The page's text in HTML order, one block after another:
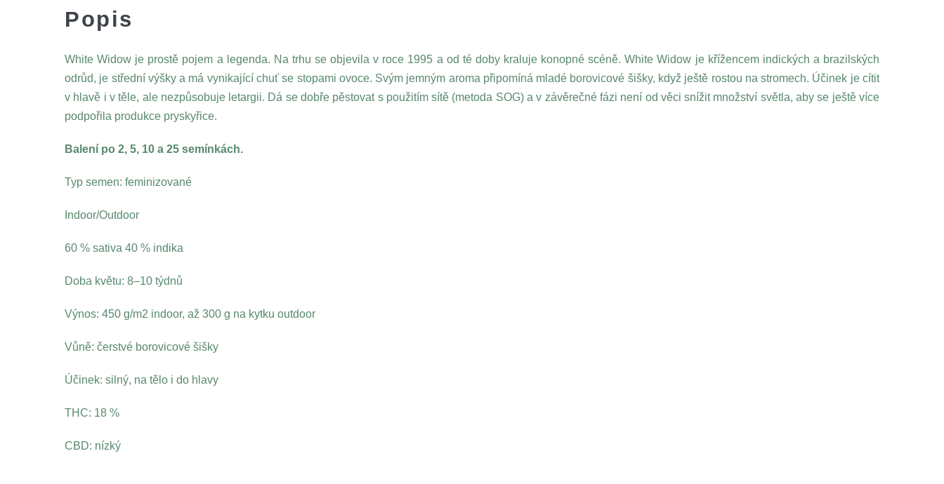
Popis
White Widow je prostě pojem a legenda. Na trhu se objevila v roce 1995 a od té doby kraluje konopné scéně. White Widow je křížencem indických a brazilských
odrůd, je střední výšky a má vynikající chuť se stopami ovoce. Svým jemným aroma připomíná mladé borovicové šišky, když ještě rostou na stromech. Účinek je cítit
v hlavě i v těle, ale nezpůsobuje letargii. Dá se dobře pěstovat s použitím sítě (metoda SOG) a v závěrečné fázi není od věci snížit množství světla, aby se ještě více
podpořila produkce pryskyřice.
Balení po 2, 5, 10 a 25 semínkách.
Typ semen: feminizované
Indoor/Outdoor
60 % sativa 40 % indika
Doba květu: 8–10 týdnů
Výnos: 450 g/m2 indoor, až 300 g na kytku outdoor
Vůně: čerstvé borovicové šišky
Účinek: silný, na tělo i do hlavy
THC: 18 %
CBD: nízký